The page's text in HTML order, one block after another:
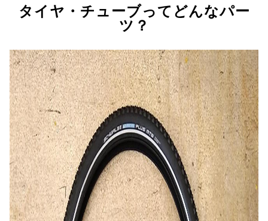
タイヤ・チューブってどんなパー
ツ？